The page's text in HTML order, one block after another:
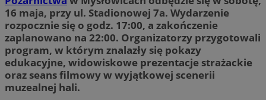
16 maja, przy ul. Stadionowej 7a. Wydarzenie
rozpocznie się o godz. 17:00, a zakończenie
zaplanowano na 22:00. Organizatorzy przygotowali
program, w którym znalazły się pokazy
edukacyjne, widowiskowe prezentacje strażackie
oraz seans filmowy w wyjątkowej scenerii
muzealnej hali.